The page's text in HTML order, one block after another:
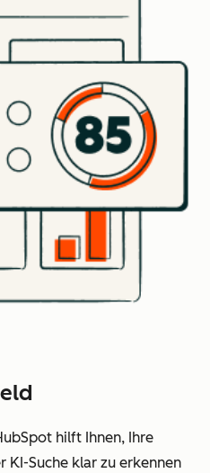
hilft Ihnen, Ihre
Suche klar zu erkennen